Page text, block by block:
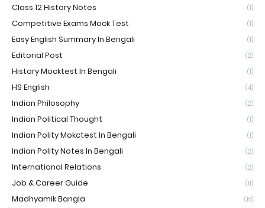
Class 12 History Notes (1)
Competitive Exams Mock Test (1)
Easy English Summary In Bengali (1)
Editorial Post (2)
History Mocktest In Bengali (1)
HS English (4)
Indian Philosophy (2)
Indian Political Thought (1)
Indian Polity Mokctest In Bengali (1)
Indian Polity Notes In Bengali (2)
International Relations (2)
Job & Career Guide (11)
Madhyamik Bangla (18)